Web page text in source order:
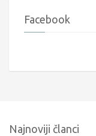
Facebook
Najnoviji članci